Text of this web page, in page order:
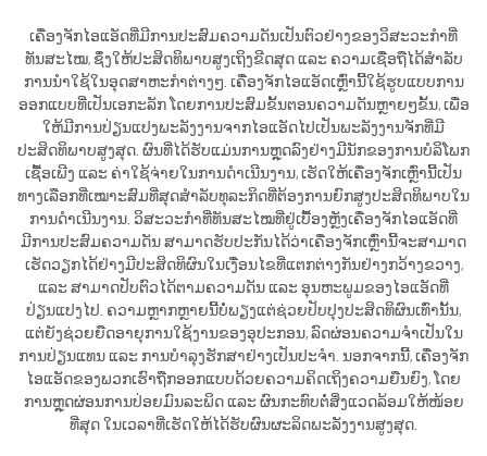
ເຄື່ອງຈັກໄອແອັດທີ່ມີການປະສົມຄວາມດັນເປັນຕົວຢ່າງຂອງວິສະວະກຳທີ່
ທັນສະໄໝ, ຊຶ່ງໃຫ້ປະສິດທິພາບສູງເຖິງຂີດສຸດ ແລະ ຄວາມເຊື່ອຖືໄດ້ສຳລັບ
ການນຳໃຊ້ໃນອຸດສາຫະກຳຕ່າງໆ. ເຄື່ອງຈັກໄອແອັດເຫຼົ່ານີ້ໃຊ້ຮູບແບບການ
ອອກແບບທີ່ເປັນເອກະລັກ ໂດຍການປະສົມຂັ້ນຕອນຄວາມດັນຫຼາຍໆຂັ້ນ, ເພື່ອ
ໃຫ້ມີການປ່ຽນແປງພະລັງງານຈາກໄອແອັດໄປເປັນພະລັງງານຈັກທີ່ມີ
ປະສິດທິພາບສູງສຸດ. ຜົນທີ່ໄດ້ຮັບແມ່ນການຫຼຸດລົງຢ່າງມີນັກຂອງການບໍລິໂພກ
ເຊື້ອເພີງ ແລະ ຄ່າໃຊ້ຈ່າຍໃນການດຳເນີນງານ, ເຮັດໃຫ້ເຄື່ອງຈັກເຫຼົ່ານີ້ເປັນ
ທາງເລືອກທີ່ເໝາະສົມທີ່ສຸດສຳລັບທຸລະກິດທີ່ຕ້ອງການຍົກສູງປະສິດທິພາບໃນ
ການດຳເນີນງານ. ວິສະວະກຳທີ່ທັນສະໄໝທີ່ຢູ່ເບື້ອງຫຼັງເຄື່ອງຈັກໄອແອັດທີ່
ມີການປະສົມຄວາມດັນ ສາມາດຮັບປະກັນໄດ້ວ່າເຄື່ອງຈັກເຫຼົ່ານີ້ຈະສາມາດ
ເຮັດວຽກໄດ້ຢ່າງມີປະສິດທິຜົນໃນເງື່ອນໄຂທີ່ແຕກຕ່າງກັນຢ່າງກວ້າງຂວາງ,
ແລະ ສາມາດປັບຕົວໄດ້ຕາມຄວາມດັນ ແລະ ອຸນຫະພູມຂອງໄອແອັດທີ່
ປ່ຽນແປງໄປ. ຄວາມຫຼາກຫຼາຍນີ້ບໍ່ພຽງແຕ່ຊ່ວຍປັບປຸງປະສິດທິຜົນເທົ່ານັ້ນ,
ແຕ່ຍັງຊ່ວຍຍືດອາຍຸການໃຊ້ງານຂອງອຸປະກອນ, ລົດຜ່ອນຄວາມຈຳເປັນໃນ
ການປ່ຽນແທນ ແລະ ການບໍາລຸງຮັກສາຢ່າງເປັນປະຈຳ. ນອກຈາກນີ້, ເຄື່ອງຈັກ
ໄອແອັດຂອງພວກເຮົາຖືກອອກແບບດ້ວຍຄວາມຄິດເຖິງຄວາມຍືນຍົງ, ໂດຍ
ການຫຼຸດຜ່ອນການປ່ອຍມົນລະພິດ ແລະ ຜົນກະທົບຕໍ່ສິ່ງແວດລ້ອມໃຫ້ໜ້ອຍ
ທີ່ສຸດ ໃນເວລາທີ່ເຮັດໃຫ້ໄດ້ຮັບຜົນຜະລິດພະລັງງານສູງສຸດ.